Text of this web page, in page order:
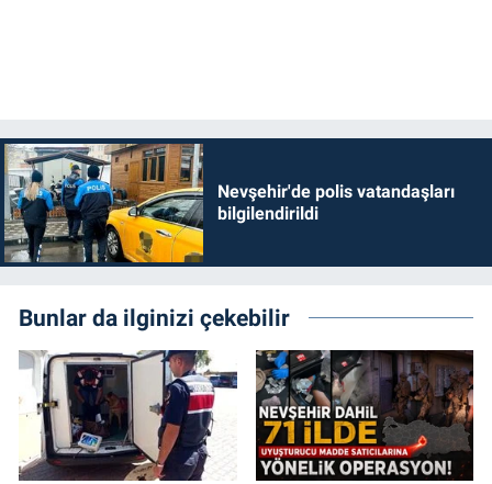
Nevşehir'de polis vatandaşları
bilgilendirildi
Bunlar da ilginizi çekebilir